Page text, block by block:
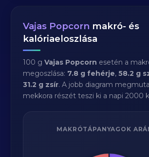
Vajas Popcorn makró- és
kalóriaeloszlása
100 gVajas Popcorn esetén a
megoszlása: 7.8 g fehérje,58.2 g
31.2 g zsír. A jobb diagram
mekkora részét teszi ki a napi 2000
MAKRÓTÁPANYAGOK